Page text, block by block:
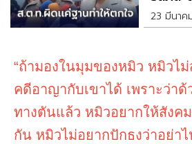
23 มีนาค
“ถ้ามองในมุมของหมิว หมิวไ
คดีอาญากับเขาได้ เพราะว่า
ทางตันแล้ว หมิวอยากให้สังค
กัน หมิวไม่อยากปักธงว่าอย่า